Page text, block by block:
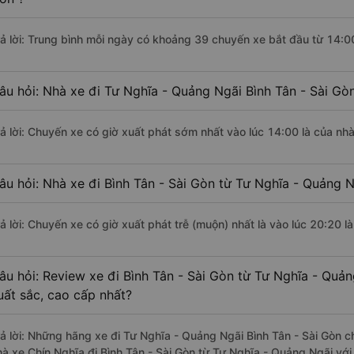
lời: Trung bình mỗi ngày có khoảng 39 chuyến xe bắt đầu từ
hỏi: Nhà xe đi Tư Nghĩa - Quảng Ngãi Bình Tân - Sài
lời: Chuyến xe có giờ xuất phát sớm nhất vào lúc 14:00 là của
hỏi: Nhà xe đi Bình Tân - Sài Gòn từ Tư Nghĩa - Quảng
lời: Chuyến xe có giờ xuất phát trễ (muộn) nhất là vào lúc 20:20
hỏi: Review xe đi Bình Tân - Sài Gòn từ Tư Nghĩa -
sắc, cao cấp nhất?
lời: Những hãng xe đi Tư Nghĩa - Quảng Ngãi Bình Tân - Sài Gòn